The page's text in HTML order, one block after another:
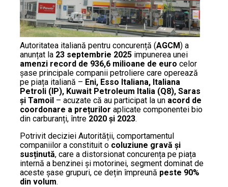
Autoritatea italiană pentru concurență (AGCM) a
anunțat la 23 septembrie 2025 impunerea unei
amenzi record de 936,6 milioane de euro celor
șase principale companii petroliere care operează
pe piața italiană – Eni, Esso Italiana, Italiana
Petroli (IP), Kuwait Petroleum Italia (Q8), Saras
și Tamoil – acuzate că au participat la un acord de
coordonare a prețurilor aplicate componentei bio
din carburanți, între 2020 și 2023.
Potrivit deciziei Autorității, comportamentul
companiilor a constituit o coluziune gravă și
susținută, care a distorsionat concurența pe piața
internă a benzinei și motorinei, segment dominat de
aceste șase grupuri, ce dețin împreună peste 90%
din volum.